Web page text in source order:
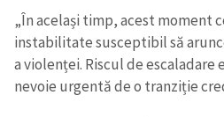
„În același timp, acest moment
instabilitate susceptibil să
a violenței. Riscul de escaladare
nevoie urgentă de o tranziție